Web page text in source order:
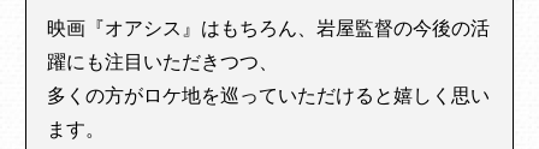
映画『オアシス』はもちろん、岩屋監督の今後の活
躍にも注目いただきつつ、
多くの方がロケ地を巡っていただけると嬉しく思い
ます。